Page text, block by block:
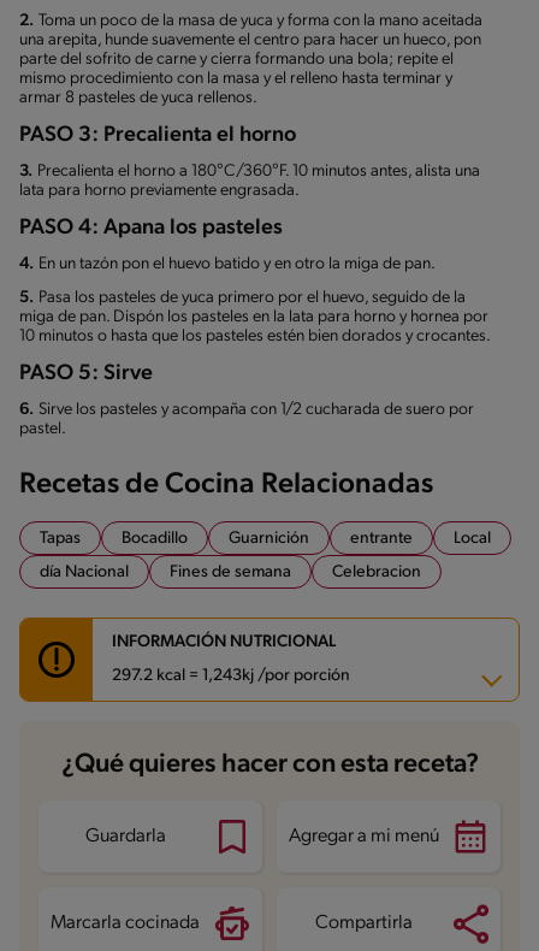
2. Toma un poco de la masa de yuca y forma con la mano aceitada
una arepita, hunde suavemente el centro para hacer un hueco, pon
parte del sofrito de carne y cierra formando una bola; repite el
mismo procedimiento con la masa y el relleno hasta terminar y
armar 8 pasteles de yuca rellenos.
PASO 3: Precalienta el horno
3. Precalienta el horno a 180°C/360°F. 10 minutos antes, alista una
lata para horno previamente engrasada.
PASO 4: Apana los pasteles
4. En un tazón pon el huevo batido y en otro la miga de pan.
5. Pasa los pasteles de yuca primero por el huevo, seguido de la
miga de pan. Dispón los pasteles en la lata para horno y hornea por
10 minutos o hasta que los pasteles estén bien dorados y crocantes.
PASO 5: Sirve
6. Sirve los pasteles y acompaña con 1/2 cucharada de suero por
pastel.
Recetas de Cocina Relacionadas
Tapas Bocadillo Guarnición entrante
Local
día Nacional
Fines de semana Celebracion
INFORMACIÓN NUTRICIONAL
297.2 kcal = 1,243kj /por porción
Carbohidratos 40.7 g
Energía 297.2 kcal
Proteína
Grasas saturadas 2.9 g
¿Qué quieres hacer con esta receta?
Guardarla Agregar a mi menú
Marcarla cocinada Compartirla